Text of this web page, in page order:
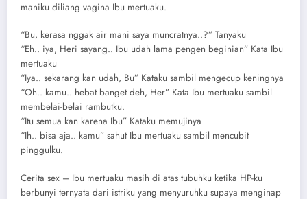
maniku diliang vagina Ibu mertuaku.
“Bu, kerasa nggak air mani saya muncratnya..?” Tanyaku
“Eh.. iya, Heri sayang.. Ibu udah lama pengen beginian” Kata Ibu
mertuaku
“Iya.. sekarang kan udah, Bu” Kataku sambil mengecup keningnya
“Oh.. kamu.. hebat banget deh, Her” Kata Ibu mertuaku sambil
membelai-belai rambutku.
“Itu semua kan karena Ibu” Kataku memujinya
“Ih.. bisa aja.. kamu” sahut Ibu mertuaku sambil mencubit
pinggulku.
Cerita sex – Ibu mertuaku masih di atas tubuhku ketika HP-ku
berbunyi ternyata dari istriku yang menyuruhku supaya menginap